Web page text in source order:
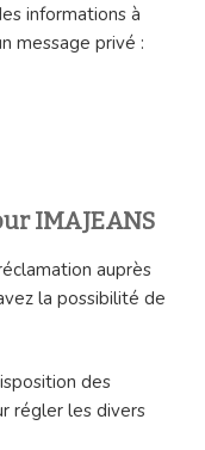
informations à
message privé :
IMAJEANS
auprès
la possibilité de
des
régler les divers